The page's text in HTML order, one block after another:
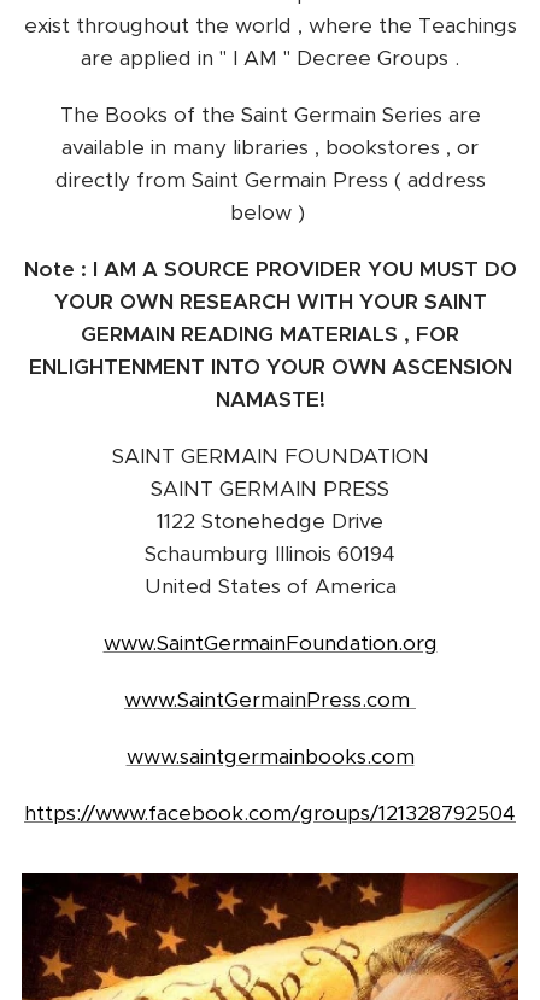
exist throughout the world , where the Teachings
are applied in " I AM " Decree Groups .
The Books of the Saint Germain Series are
available in many libraries , bookstores , or
directly from Saint Germain Press ( address
below )
Note : I AM A SOURCE PROVIDER YOU MUST DO
YOUR OWN RESEARCH WITH YOUR SAINT
GERMAIN READING MATERIALS , FOR
ENLIGHTENMENT INTO YOUR OWN ASCENSION
NAMASTE!
SAINT GERMAIN FOUNDATION
SAINT GERMAIN PRESS
1122 Stonehedge Drive
Schaumburg Illinois 60194
United States of America
www.SaintGermainFoundation.org
www.SaintGermainPress.com
www.saintgermainbooks.com
https://www.facebook.com/groups/121328792504